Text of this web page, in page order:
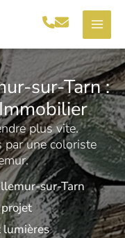
sur-Tarn :
plus vite.
par une coloriste
sur-Tarn
lumières